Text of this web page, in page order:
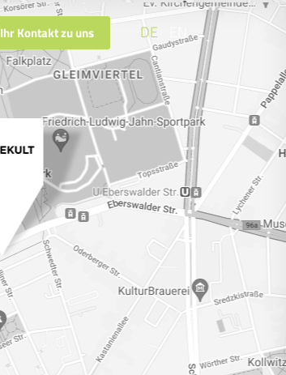
Ihr Kontakt zu uns DE